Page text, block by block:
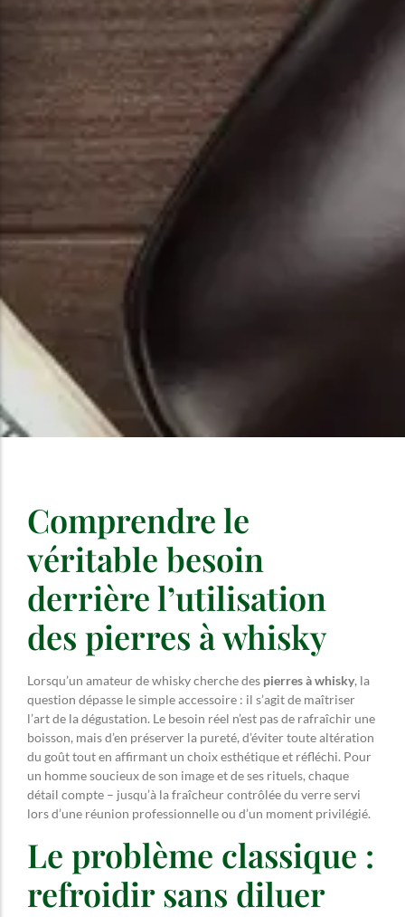
Comprendre le
véritable besoin
derrière l’utilisation
des pierres à whisky
Lorsqu’un amateur de whisky cherche des pierres à whisky, la
question dépasse le simple accessoire : il s’agit de maîtriser
l’art de la dégustation. Le besoin réel n’est pas de rafraîchir une
boisson, mais d’en préserver la pureté, d’éviter toute altération
du goût tout en affirmant un choix esthétique et réfléchi. Pour
un homme soucieux de son image et de ses rituels, chaque
détail compte – jusqu’à la fraîcheur contrôlée du verre servi
lors d’une réunion professionnelle ou d’un moment privilégié.
Le problème classique :
refroidir sans diluer